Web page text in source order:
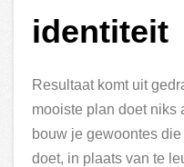
identiteit
Resultaat komt uit
mooiste plan doet niks
bouw je gewoontes
doet, in plaats van te